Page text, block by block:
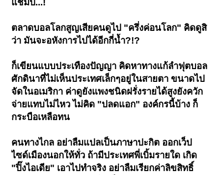
แชมป์...!
ตลาดบอลโลกสูญเสียคนดูไป "ครึ่งค่อนโลก" คิดดูสิ
ว่า มันจะอหังการไปได้อีกกี่น้ำ?!?
ก็เขียนแบบประเทืองปัญญา คิดหาทางแก้ลำฟุตบอล
ศักดินาที่ไม่เห็นประเทศเล็กๆอยู่ในสายตา ขนาดไป
จัดในอเมริกา ค่าดูยังแพงชนิดฝรั่งรายได้สูงยังควัก
จ่ายแทบไม่ไหว ไม่คิด "ปลดแอก" องค์กรนี้บ้าง ก็
กระบือเหลือทน
คนทางไกล อย่าลืมแปลเป็นภาษาปะกิต ออกเว็ป
ไซด์เมืองนอกให้ทั่ว ถ้ามีประเทศพี่เบิ้มรายใด เกิด
"ปิ๊งไอเดีย" เอาไปทำจริง อย่าลืมเรียกค่าลิขสิทธิ์